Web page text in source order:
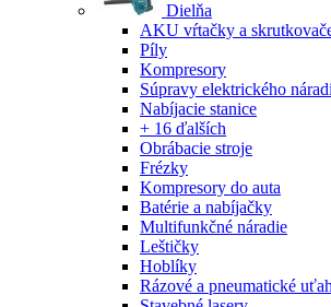
Dielňa
AKU vŕtačky a
Píly
Kompresory
Súpravy elektrického
Nabíjacie stanice
+ 16 ďalších
Obrábacie stroje
Frézky
Kompresory do auta
Batérie a nabíjačky
Multifunkčné náradie
Leštičky
Hoblíky
Rázové a pneumatické